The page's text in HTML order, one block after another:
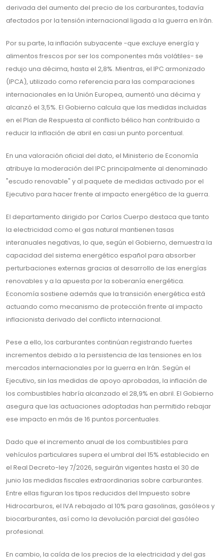
derivada del aumento del precio de los carburantes, todavía
afectados por la tensión internacional ligada a la guerra en Irán.
Por su parte, la inflación subyacente -que excluye energía y
alimentos frescos por ser los componentes más volátiles- se
redujo una décima, hasta el 2,8%. Mientras, el IPC armonizado
(IPCA), utilizado como referencia para las comparaciones
internacionales en la Unión Europea, aumentó una décima y
alcanzó el 3,5%. El Gobierno calcula que las medidas incluidas
en el Plan de Respuesta al conflicto bélico han contribuido a
reducir la inflación de abril en casi un punto porcentual.
En una valoración oficial del dato, el Ministerio de Economía
atribuye la moderación del IPC principalmente al denominado
"escudo renovable" y al paquete de medidas activado por el
Ejecutivo para hacer frente al impacto energético de la guerra.
El departamento dirigido por Carlos Cuerpo destaca que tanto
la electricidad como el gas natural mantienen tasas
interanuales negativas, lo que, según el Gobierno, demuestra la
capacidad del sistema energético español para absorber
perturbaciones externas gracias al desarrollo de las energías
renovables y a la apuesta por la soberanía energética.
Economía sostiene además que la transición energética está
actuando como mecanismo de protección frente al impacto
inflacionista derivado del conflicto internacional.
Pese a ello, los carburantes continúan registrando fuertes
incrementos debido a la persistencia de las tensiones en los
mercados internacionales por la guerra en Irán. Según el
Ejecutivo, sin las medidas de apoyo aprobadas, la inflación de
los combustibles habría alcanzado el 28,9% en abril. El Gobierno
asegura que las actuaciones adoptadas han permitido rebajar
ese impacto en más de 16 puntos porcentuales.
Dado que el incremento anual de los combustibles para
vehículos particulares supera el umbral del 15% establecido en
el Real Decreto-ley 7/2026, seguirán vigentes hasta el 30 de
junio las medidas fiscales extraordinarias sobre carburantes.
Entre ellas figuran los tipos reducidos del Impuesto sobre
Hidrocarburos, el IVA rebajado al 10% para gasolinas, gasóleos y
biocarburantes, así como la devolución parcial del gasóleo
profesional.
En cambio, la caída de los precios de la electricidad y del gas